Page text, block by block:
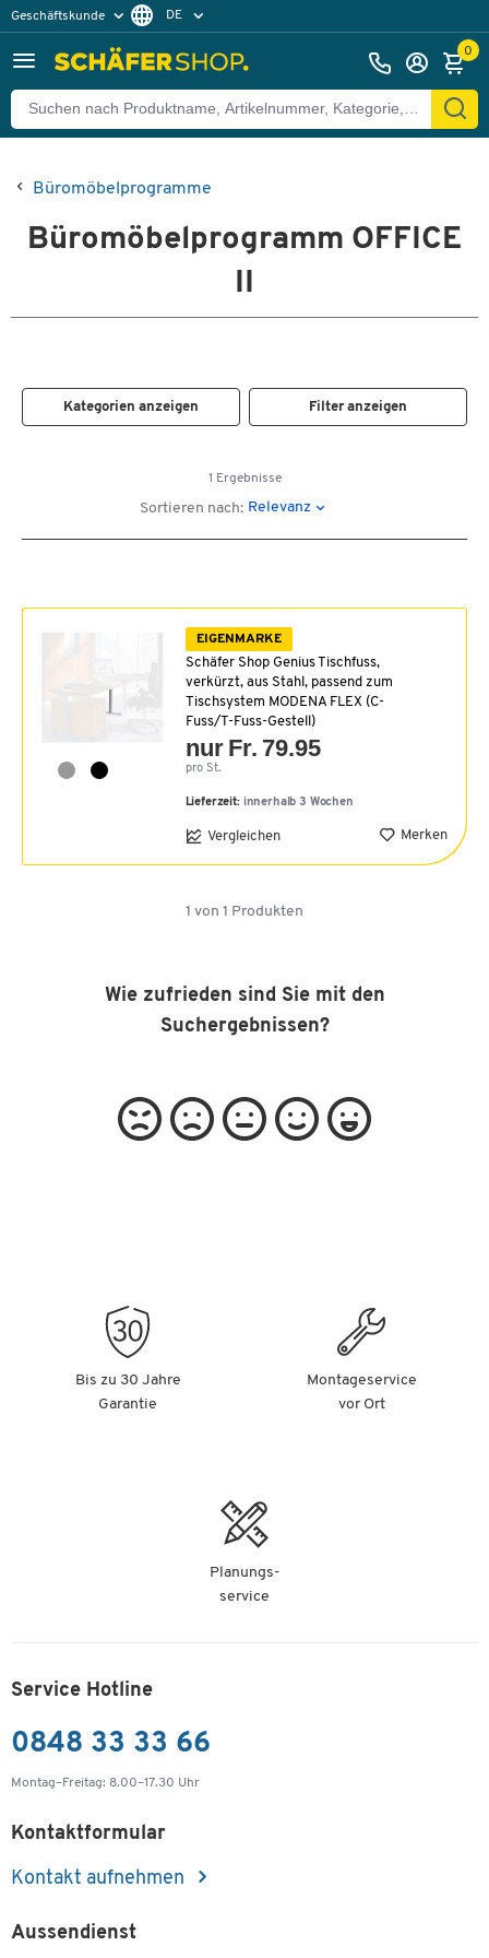
Geschäftskunde DE
0
Büromöbelprogramme
Büromöbelprogramm OFFICE
II
Kategorien anzeigen Filter anzeigen
1 Ergebnisse
Sortieren nach: Relevanz
EIGENMARKE
Schäfer Shop Genius Tischfuss,
verkürzt, aus Stahl, passend zum
Tischsystem MODENA FLEX (C-
Fuss/T-Fuss-Gestell)
nur Fr. 79.95
pro St.
Lieferzeit: innerhalb 3 Wochen
Vergleichen Merken
1 von 1 Produkten
Wie zufrieden sind Sie mit den
Suchergebnissen?
Bis zu 30 Jahre
Garantie
Montageservice
vor Ort
Planungs-
service
Service Hotline
0848 33 33 66
Montag–Freitag: 8.00–17.30 Uhr
Kontaktformular
Kontakt aufnehmen
Aussendienst